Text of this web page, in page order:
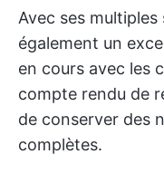
Avec ses
également un
en cours avec les
compte rendu de
de conserver des
complètes.